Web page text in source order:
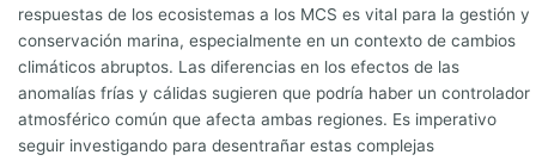
respuestas de los ecosistemas a los MCS es vital para la gestión y
conservación marina, especialmente en un contexto de cambios
climáticos abruptos. Las diferencias en los efectos de las
anomalías frías y cálidas sugieren que podría haber un controlador
atmosférico común que afecta ambas regiones. Es imperativo
seguir investigando para desentrañar estas complejas